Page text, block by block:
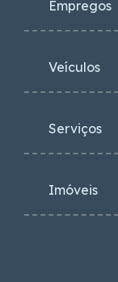
Empregos
Veículos
Serviços
Imóveis